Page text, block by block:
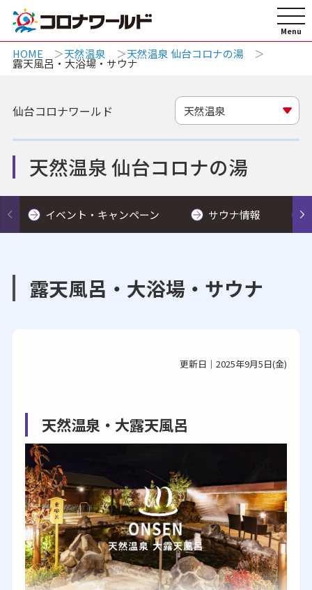
HOME 天然温泉 天然温泉 仙台コロナの湯
露天風呂・大浴場・サウナ
天然温泉 仙台コロナの湯
仙台コロナワールド 天然温泉
イベント・キャンペーン サウナ情報
露天風呂・大浴場・サウナ
更新日｜2025年9月5日(金)
天然温泉・大露天風呂